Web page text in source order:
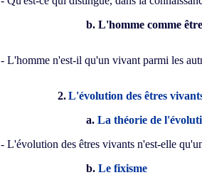
b. L'homme comme
- L'homme n'est-il qu'un vivant parmi les
2.L'évolution des êtres
a. La théorie de
- L'évolution des êtres vivants n'est-elle
b. Le fixisme